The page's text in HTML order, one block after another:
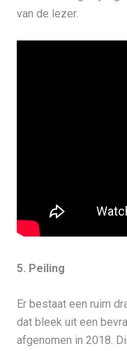
van de lezer.
5. Peiling
Er bestaat een ruim
dat bleek uit een
afgenomen in 2018.